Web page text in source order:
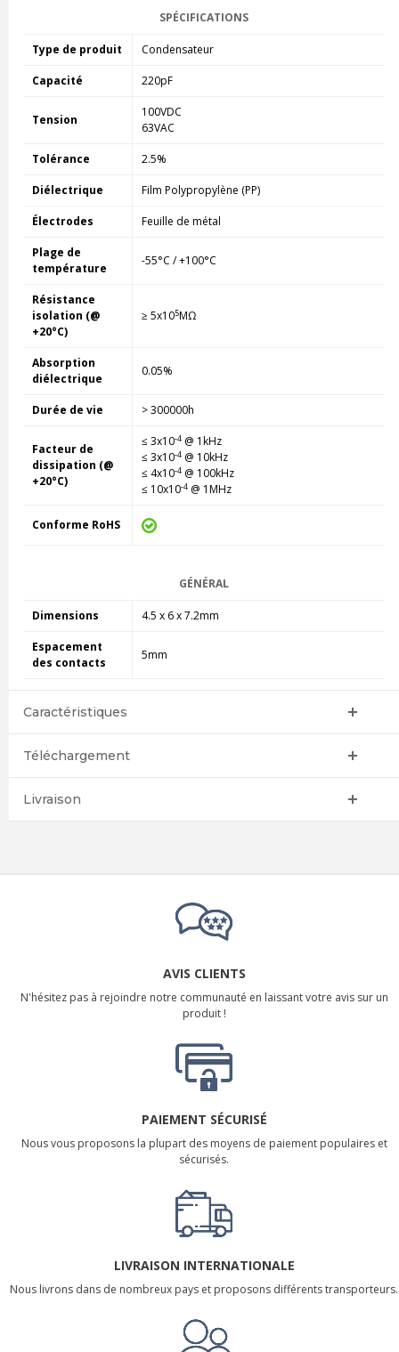
SPÉCIFICATIONS
Type de produit Condensateur
Capacité 220pF
Tension
100VDC
63VAC
Tolérance 2.5%
Diélectrique Film Polypropylène (PP)
Électrodes Feuille de métal
Plage de
température
-55°C / +100°C
Résistance
isolation (@
+20°C)
≥ 5x105MΩ
Absorption
diélectrique
0.05%
Durée de vie > 300000h
Facteur de
dissipation (@
+20°C)
≤ 3x10-4@ 1kHz
≤ 3x10-4@ 10kHz
≤ 4x10-4@ 100kHz
≤ 10x10-4@ 1MHz
Conforme RoHS
GÉNÉRAL
Dimensions 4.5 x 6 x 7.2mm
Espacement
des contacts
5mm
Caractéristiques
Téléchargement
Livraison
AVIS CLIENTS
N'hésitez pas à rejoindre notre communauté en laissant votre avis sur un
produit !
PAIEMENT SÉCURISÉ
Nous vous proposons la plupart des moyens de paiement populaires et
sécurisés.
LIVRAISON INTERNATIONALE
Nous livrons dans de nombreux pays et proposons différents transporteurs.